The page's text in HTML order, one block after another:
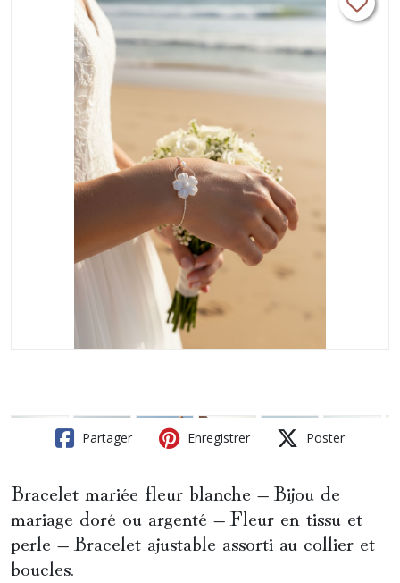
Partager Enregistrer Poster
Bracelet mariée fleur blanche – Bijou de
mariage doré ou argenté – Fleur en tissu et
perle – Bracelet ajustable assorti au collier et
boucles.